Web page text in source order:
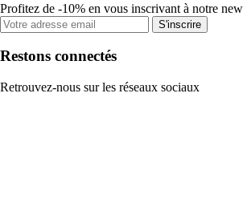
Profitez de -10% en vous inscrivant à notre
S'inscrire
Restons connectés
Retrouvez-nous sur les réseaux sociaux